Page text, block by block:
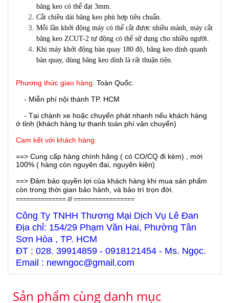
băng keo có thể đạt 3mm.
Cắt chiều dài băng keo phù hợp tiêu chuẩn.
Mỗi lần khởi động máy có thể cắt được nhiều mảnh, máy cắt
băng keo ZCUT-2 tự động có thể sử dụng cho nhiều người.
Khi máy khởi động bàn quay 180 độ, băng keo dính quanh
bàn quay, dùng băng keo dính là rất thuận tiện.
Phương thức giao hàng: Toàn Quốc.
- Miễn phí nội thành TP. HCM
- Tại chành xe hoặc chuyển phát nhanh nếu khách hàng
ở tỉnh (khách hàng tự thanh toán phí vận chuyển)
Cam kết với khách hàng:
==> Cung cấp hàng chính hãng ( có CO/CQ đi kèm) , mới
100% ( hàng còn nguyên đai, nguyên kiện)
==> Đảm bảo quyền lợi của khách hàng khi mua sản phẩm
còn trong thời gian bảo hành, và bảo trì trọn đời.
============== /// =================
Công Ty TNHH Thương Mại Dịch Vụ Lê Đan
Địa chỉ: 154/29 Phạm Văn Hai, Phường Tân
Sơn Hòa , TP. HCM
ĐT : 028. 39914859 - 0918121454 - Ms. Ngọc.
Email : newngoc@gmail.com
Sản phẩm cùng danh mục